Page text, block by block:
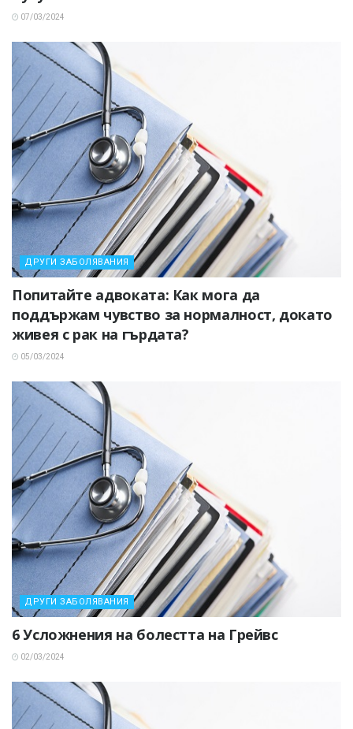
07/03/2024
ДРУГИ ЗАБОЛЯВАНИЯ
Попитайте адвоката: Как мога да
поддържам чувство за нормалност, докато
живея с рак на гърдата?
05/03/2024
ДРУГИ ЗАБОЛЯВАНИЯ
6 Усложнения на болестта на Грейвс
02/03/2024